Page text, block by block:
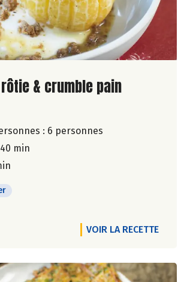
de la recette
& crumble pain
: 6 personnes
min
VOIR LA RECETTE